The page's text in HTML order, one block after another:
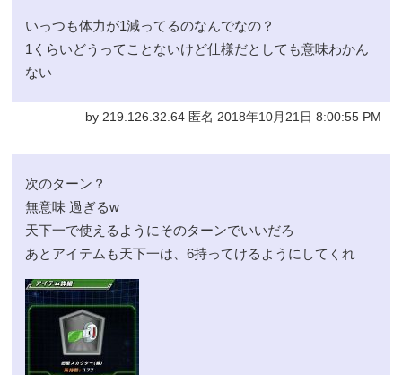
いっつも体力が1減ってるのなんでなの？
1くらいどうってことないけど仕様だとしても意味わかん
ない
by 219.126.32.64 匿名 2018年10月21日 8:00:55 PM
次のターン？
無意味 過ぎるw
天下一で使えるようにそのターンでいいだろ
あとアイテムも天下一は、6持ってけるようにしてくれ